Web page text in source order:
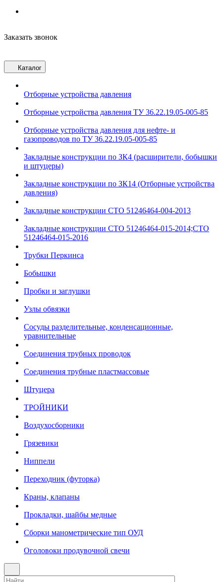
Заказать звонок
Каталог
Отборные устройства давления
Отборные устройства давления ТУ 36.22.19.05-005-85
Отборные устройства давления для нефте- и
газопроводов по ТУ 36.22.19.05-005-85
Закладные конструкции по ЗК4 (расширители, бобышки
и штуцеры)
Закладные конструкции по ЗК14 (Отборные устройства
давления)
Закладные конструкции СТО 51246464-004-2013
Закладные конструкции СТО 51246464-015-2014;СТО
51246464-015-2016
Трубки Перкинса
Бобышки
Пробки и заглушки
Узлы обвязки
Сосуды разделительные, конденсационные,
уравнительные
Соединения трубных проводок
Соединения трубные пластмассовые
Штуцера
ТРОЙНИКИ
Воздухосборники
Грязевики
Ниппели
Переходник (футорка)
Краны, клапаны
Прокладки, шайбы медные
Сборки манометрические тип ОУД
Оголовоки продувочной свечи